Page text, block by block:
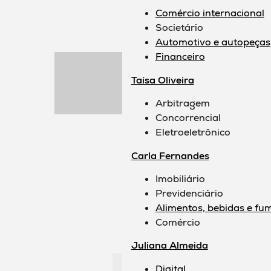
Comércio internacional
Societário
Automotivo e autopeças
Financeiro
Taísa Oliveira
Arbitragem
Concorrencial
Eletroeletrônico
Carla Fernandes
Imobiliário
Previdenciário
Alimentos, bebidas e
Comércio
Juliana Almeida